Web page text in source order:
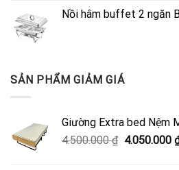
Nồi hâm buffet 2 ngăn
SẢN PHẨM GIẢM GIÁ
Giường Extra bed Nệm
4.500.000₫ Giá
4.050.000